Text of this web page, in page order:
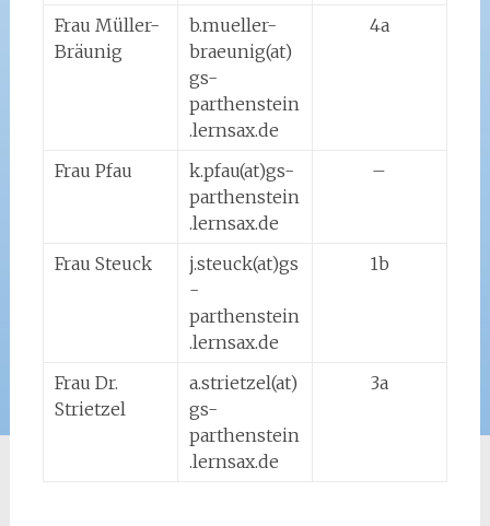
Frau Müller-
Bräunig
b.mueller-
braeunig(at)
gs-
parthenstein
.lernsax.de
4a
Frau Pfau
k.pfau(at)gs-
parthenstein
.lernsax.de
–
Frau Steuck
j.steuck(at)gs
-
parthenstein
.lernsax.de
1b
Frau Dr.
Strietzel
a.strietzel(at)
gs-
parthenstein
.lernsax.de
3a